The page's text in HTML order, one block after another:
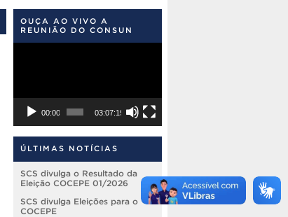
OUÇA AO VIVO A
REUNIÃO DO CONSUN
00:00 03:07:19
ÚLTIMAS NOTÍCIAS
SCS divulga o Resultado da
Eleição COCEPE 01/2026
SCS divulga Eleições para o
COCEPE